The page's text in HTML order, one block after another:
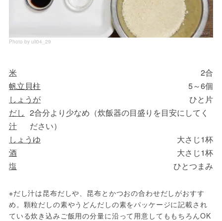
Photo by uli04_29
米
2合
帆立貝柱
5～6個
しょうが
ひと片
だし
汁
2合分より少なめ（炊飯器の目盛りを目安にしてく
ださい）
しょうゆ
大さじ1杯
酒
大さじ1杯
塩
ひとつまみ
※だし汁は昆布だしや、昆布とかつおの合わせだしがおすす
め。顆粒だしの素やうどんだしの素をパッケージに記載され
ている炊き込みご飯用の分量に沿って用意してももちろんOK